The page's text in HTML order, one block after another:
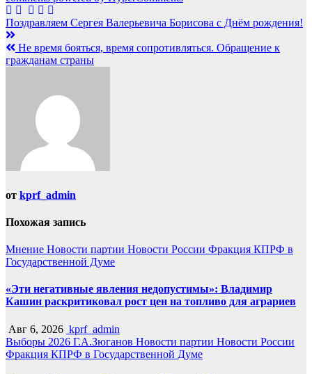
Навигация
по
записям
Поздравляем Сергея Валерьевича Борисова с Днём рождения!
Не время бояться, время сопротивляться. Обращение к
гражданам страны
от kprf_admin
Похожая запись
Мнение Новости партии Новости России Фракция КПРФ в
Государственной Думе
«Эти негативные явления недопустимы»: Владимир
Кашин раскритиковал рост цен на топливо для аграриев
Авг 6, 2026 kprf_admin
Выборы 2026 Г.А.Зюганов Новости партии Новости России
Фракция КПРФ в Государственной Думе